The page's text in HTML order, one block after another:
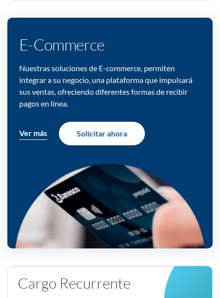
E-Commerce
Nuestras soluciones de E-commerce, permiten
integrar a su negocio, una plataforma que impulsará
sus ventas, ofreciendo diferentes formas de recibir
pagos en línea.
Ver más Solicitar ahora
Cargo Recurrente